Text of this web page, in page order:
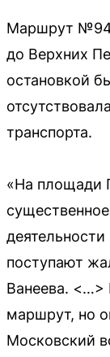
Маршрут №94
до Верхних
остановкой
транспорта.
«На площади
поступают
Ванеева. <…>
маршрут, но
Московский